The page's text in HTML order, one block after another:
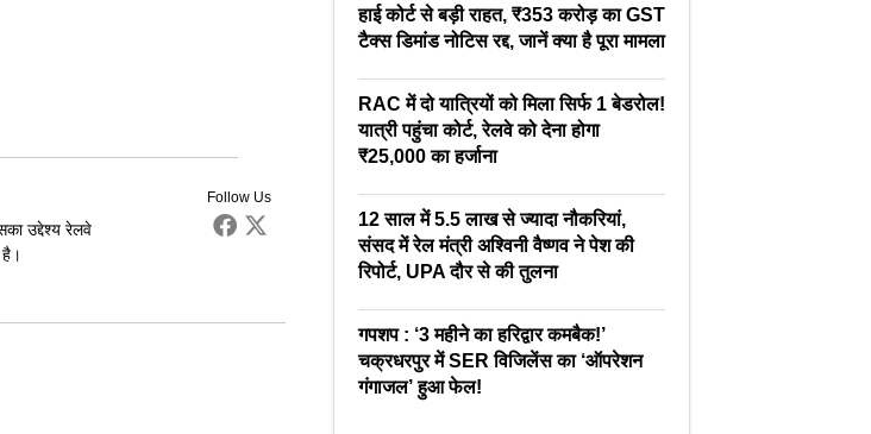
Follow Us
उद्देश्य रेलवे
हाई कोर्ट से बड़ी राहत, ₹353 करोड़ का GST
टैक्स डिमांड नोटिस रद्द, जानें क्या है पूरा मामला
RAC में दो यात्रियों को मिला सिर्फ 1 बेडरोल!
यात्री पहुंचा कोर्ट, रेलवे को देना होगा
₹25,000 का हर्जाना
12 साल में 5.5 लाख से ज्यादा नौकरियां,
संसद में रेल मंत्री अश्विनी वैष्णव ने पेश की
रिपोर्ट, UPA दौर से की तुलना
गपशप : ‘3 महीने का हरिद्वार कमबैक!’
चक्रधरपुर में SER विजिलेंस का ‘ऑपरेशन
गंगाजल’ हुआ फेल!